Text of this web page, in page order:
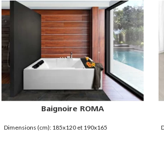
Baignoire ROMA
Dimensions (cm): 185x120 et 190x165